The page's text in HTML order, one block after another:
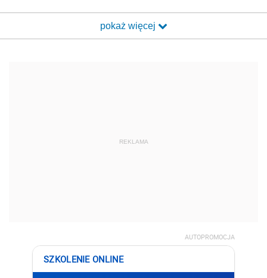
pokaż więcej
REKLAMA
AUTOPROMOCJA
SZKOLENIE ONLINE